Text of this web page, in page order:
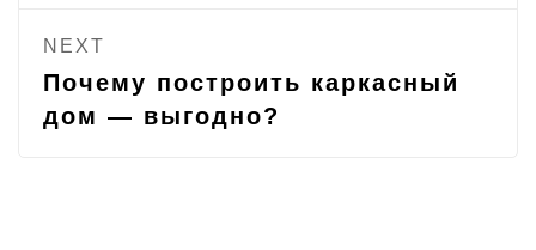
NEXT
Почему построить каркасный
дом — выгодно?